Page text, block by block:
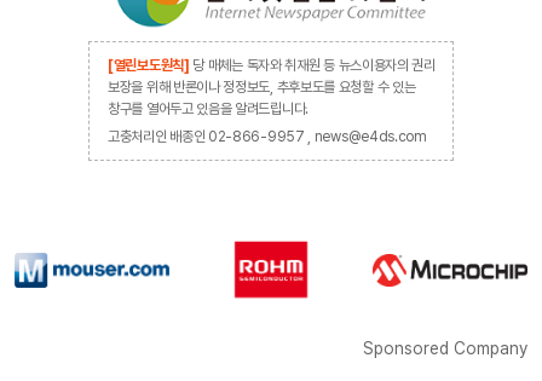
[열린보도원칙] 당 매체는 독자와 취재원 등 뉴스이용자의 권리
보장을 위해 반론이나 정정보도, 추후보도를 요청할 수 있는
창구를 열어두고 있음을 알려드립니다.
고충처리인 배종인 02-866-9957 , news@e4ds.com
Sponsored Company